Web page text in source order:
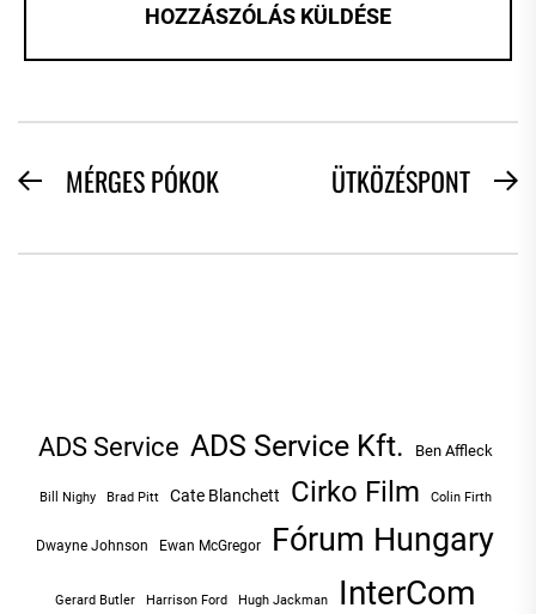
BEJEGYZÉS
PreviousMÉRGES PÓKOK ÜTKÖZÉSPONT
ADS Service ADS Service Kft. Ben Affleck
Bill Nighy Brad Pitt Cate Blanchett Cirko Film Colin Firth
Dwayne Johnson Ewan McGregor Fórum Hungary
Gerard Butler Harrison Ford Hugh Jackman InterCom